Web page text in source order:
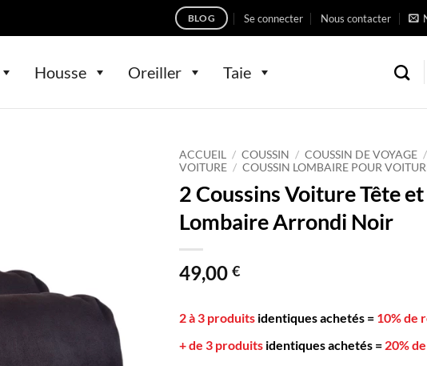
BLOG Se connecter Nous contacter
Housse Oreiller Taie
ACCUEIL / COUSSIN / COUSSIN DE VOYAGE /
VOITURE / COUSSIN LOMBAIRE POUR
2 Coussins Voiture Tête et
Lombaire Arrondi Noir
49,00 €
2 à 3 produits identiques achetés = 10% de
+ de 3 produits identiques achetés = 20%